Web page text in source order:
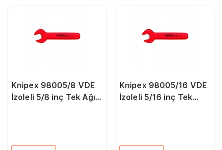
Knipex 98005/8 VDE
İzoleli 5/8 inç Tek Ağız
Knipex 98005/16 VDE
İzoleli 5/16 inç Tek